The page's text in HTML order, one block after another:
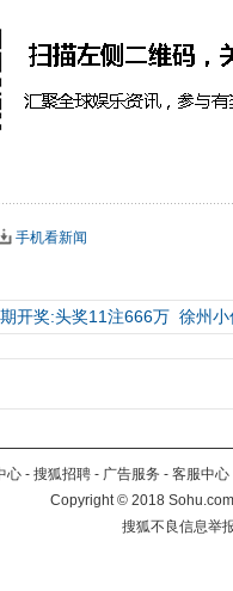
手机看新闻
开奖:头奖11注666万 徐州
心 - 搜狐招聘 - 广告服务 - 客服中心
Copyright©2018
搜狐不良信息举